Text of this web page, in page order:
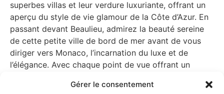
Gérer le consentement
superbes villas et leur verdure luxuriante, offrant un
aperçu du style de vie glamour de la Côte d’Azur. En
passant devant Beaulieu, admirez la beauté sereine
de cette petite ville de bord de mer avant de vous
diriger vers Monaco, l’incarnation du luxe et de
l’élégance. Avec chaque point de vue offrant un
une exploration inoubliable des trésors de la Côte